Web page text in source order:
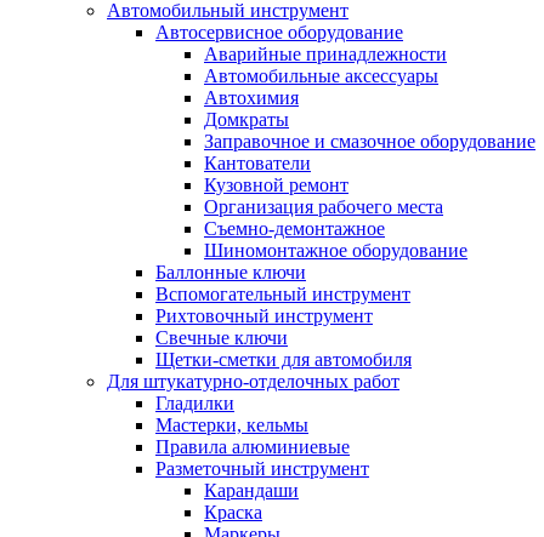
Автомобильный инструмент
Автосервисное оборудование
Аварийные принадлежности
Автомобильные аксессуары
Автохимия
Домкраты
Заправочное и смазочное оборудование
Кантователи
Кузовной ремонт
Организация рабочего места
Съемно-демонтажное
Шиномонтажное оборудование
Баллонные ключи
Вспомогательный инструмент
Рихтовочный инструмент
Свечные ключи
Щетки-сметки для автомобиля
Для штукатурно-отделочных работ
Гладилки
Мастерки, кельмы
Правила алюминиевые
Разметочный инструмент
Карандаши
Краска